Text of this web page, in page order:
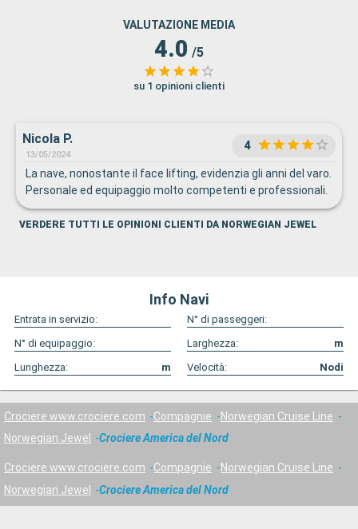
VALUTAZIONE MEDIA
4.0 /5
su 1 opinioni clienti
Nicola P.
13/05/2024
4
La nave, nonostante il face lifting, evidenzia gli anni del varo.
Personale ed equipaggio molto competenti e professionali.
VERDERE TUTTI LE OPINIONI CLIENTI DA NORWEGIAN JEWEL
Info Navi
Entrata in servizio:
N° di passeggeri:
N° di equipaggio:
Larghezza:
m
Lunghezza:
m Velocità: Nodi
Crociere www.crociere.com Compagnie
Norwegian Cruise Line
Norwegian Jewel
Crociere America del Nord
Crociere www.crociere.com Compagnie
Norwegian Cruise Line
Norwegian Jewel
Crociere America del Nord